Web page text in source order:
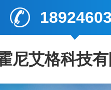
尼艾格科技